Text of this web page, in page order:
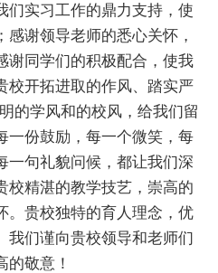
实习工作的鼎力支持，使
谢领导老师的悉心关怀，
谢同学们的积极配合，使我
校开拓进取的作风、踏实严
的学风和的校风，给我们留
一份鼓励，每一个微笑，每
一句礼貌问候，都让我们深
校精湛的教学技艺，崇高的
。贵校独特的育人理念，优
我们谨向贵校领导和老师们
的敬意！